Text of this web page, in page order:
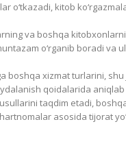
o‘tkazadi, kitob
va boshqa
o‘rganib boradi va
boshqa xizmat turlarini,
qoidalarida
taqdim etadi,
asosida tijorat